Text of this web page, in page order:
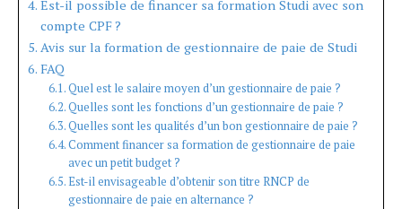
Est-il possible de financer sa formation Studi avec son
compte CPF ?
Avis sur la formation de gestionnaire de paie de Studi
FAQ
Quel est le salaire moyen d’un gestionnaire de paie ?
Quelles sont les fonctions d’un gestionnaire de paie ?
Quelles sont les qualités d’un bon gestionnaire de paie ?
Comment financer sa formation de gestionnaire de paie
avec un petit budget ?
Est-il envisageable d’obtenir son titre RNCP de
gestionnaire de paie en alternance ?